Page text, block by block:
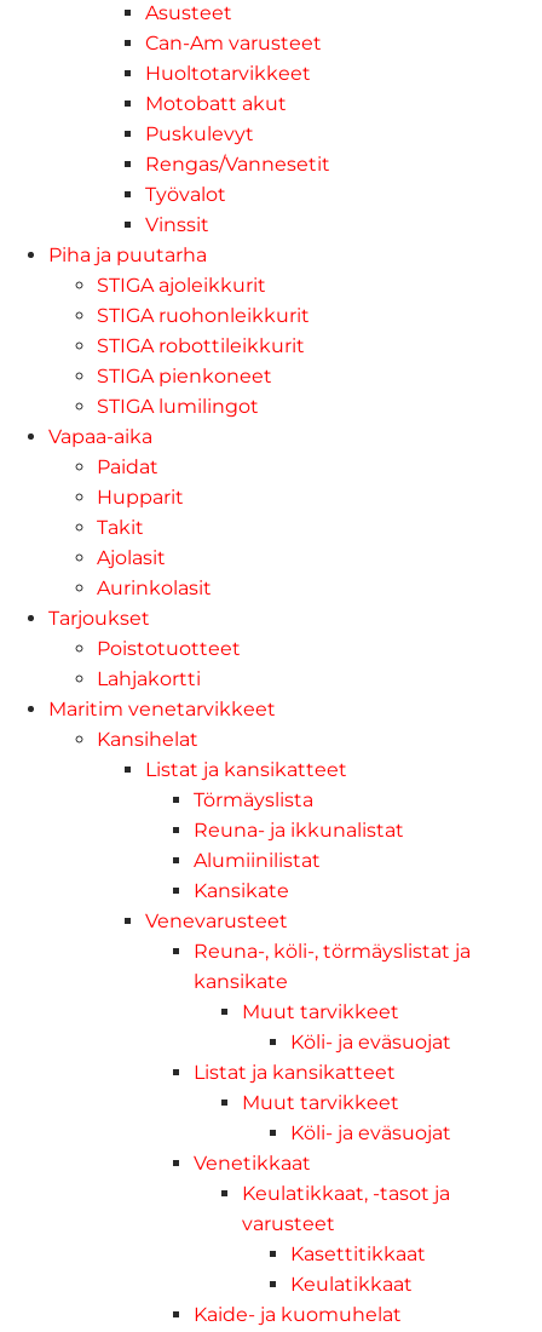
Asusteet
Can-Am varusteet
Huoltotarvikkeet
Motobatt akut
Puskulevyt
Rengas/Vannesetit
Työvalot
Vinssit
Piha ja puutarha
STIGA ajoleikkurit
STIGA ruohonleikkurit
STIGA robottileikkurit
STIGA pienkoneet
STIGA lumilingot
Vapaa-aika
Paidat
Hupparit
Takit
Ajolasit
Aurinkolasit
Tarjoukset
Poistotuotteet
Lahjakortti
Maritim venetarvikkeet
Kansihelat
Listat ja kansikatteet
Törmäyslista
Reuna- ja ikkunalistat
Alumiinilistat
Kansikate
Venevarusteet
Reuna-, köli-, törmäyslistat ja
kansikate
Muut tarvikkeet
Köli- ja eväsuojat
Listat ja kansikatteet
Muut tarvikkeet
Köli- ja eväsuojat
Venetikkaat
Keulatikkaat, -tasot ja
varusteet
Kasettitikkaat
Keulatikkaat
Kaide- ja kuomuhelat